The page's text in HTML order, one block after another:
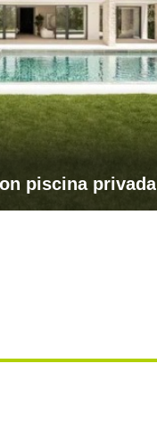
piscina privada